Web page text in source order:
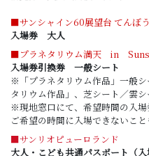
■サンシャイン60展望台 てんぼ
入場券 大人
■プラネタリウム満天 in
入場券引換券 一般シート
※「プラネタリウム作品」一般
タリウム作品」、芝シート／雲シ
※現地窓口にて、希望時間の入場
ご希望の時間に入場できないこと
■サンリオピューロランド
大人・こども共通パスポート（入